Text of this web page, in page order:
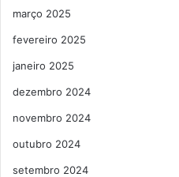
março 2025
fevereiro 2025
janeiro 2025
dezembro 2024
novembro 2024
outubro 2024
setembro 2024